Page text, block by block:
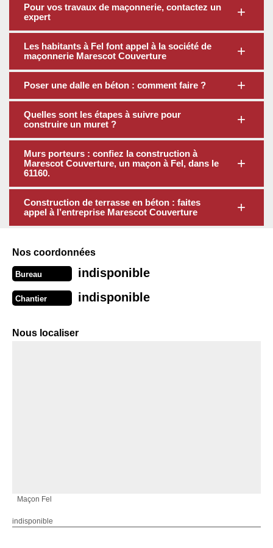
Pour vos travaux de maçonnerie, contactez un
expert
Les habitants à Fel font appel à la société de
maçonnerie Marescot Couverture
Poser une dalle en béton : comment faire ?
Quelles sont les étapes à suivre pour
construire un muret ?
Murs porteurs : confiez la construction à
Marescot Couverture, un maçon à Fel, dans le
61160.
Construction de terrasse en béton : faites
appel à l’entreprise Marescot Couverture
Nos coordonnées
Bureau indisponible
Chantier indisponible
Nous localiser
Maçon Fel
indisponible